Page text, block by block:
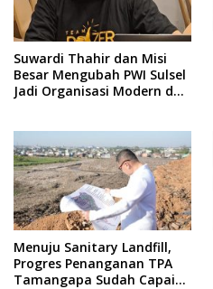
Suwardi Thahir dan Misi
Besar Mengubah PWI Sulsel
Jadi Organisasi Modern dan
Menuju Sanitary Landfill,
Progres Penanganan TPA
Tamangapa Sudah Capai